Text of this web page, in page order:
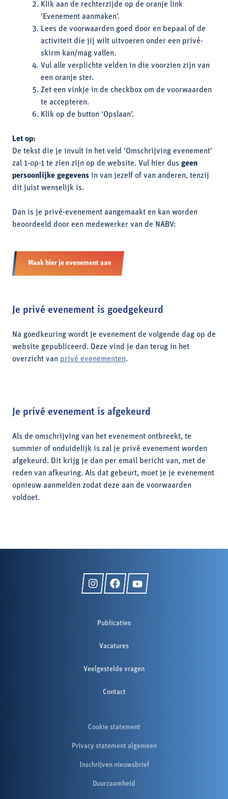
Klik aan de rechterzijde op de oranje link
‘Evenement aanmaken’.
Lees de voorwaarden goed door en bepaal of de
activiteit die jij wilt uitvoeren onder een privé-
skirm kan/mag vallen.
Vul alle verplichte velden in die voorzien zijn van
een oranje ster.
Zet een vinkje in de checkbox om de voorwaarden
te accepteren.
Klik op de button ‘Opslaan’.
Let op:
De tekst die je invult in het veld ‘Omschrijving evenement’
zal 1-op-1 te zien zijn op de website. Vul hier dus geen
persoonlijke gegevens in van jezelf of van anderen, tenzij
dit juist wenselijk is.
Dan is je privé-evenement aangemaakt en kan worden
beoordeeld door een medewerker van de NABV:
Maak hier je evenement aan
Je privé evenement is goedgekeurd
Na goedkeuring wordt je evenement de volgende dag op de
website gepubliceerd. Deze vind je dan terug in het
overzicht van privé evenementen.
Je privé evenement is afgekeurd
Als de omschrijving van het evenement ontbreekt, te
summier of onduidelijk is zal je privé evenement worden
afgekeurd. Dit krijg je dan per email bericht van, met de
reden van afkeuring. Als dat gebeurt, moet je je evenement
opnieuw aanmelden zodat deze aan de voorwaarden
voldoet.
Publicaties
Vacatures
Veelgestelde vragen
Contact
Cookie statement
Privacy statement algemeen
Inschrijven nieuwsbrief
Duurzaamheid